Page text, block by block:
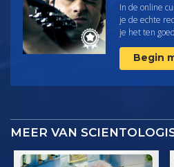
In de online
je de echte
je het ten
Begin
MEER VAN